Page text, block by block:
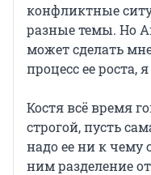
конфликтные
разные темы. Но
может сделать
процесс ее роста,
Костя всё время
строгой, пусть
надо ее ни к чему
ним разделение